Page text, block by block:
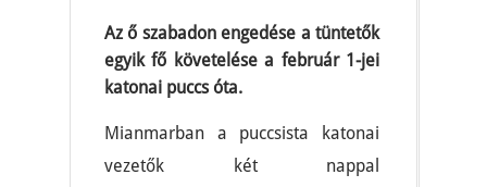
Az ő szabadon engedése a tüntetők
egyik fő követelése a február 1-jei
katonai puccs óta.
Mianmarban a puccsista katonai
vezetők két nappal